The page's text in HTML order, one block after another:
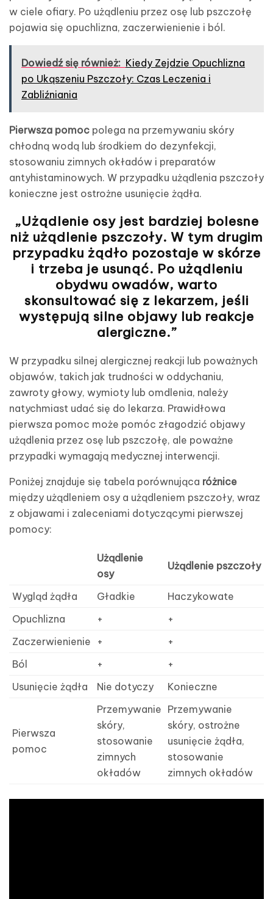
w ciele ofiary. Po użądleniu przez osę lub pszczołę
pojawia się opuchlizna, zaczerwienienie i ból.
Dowiedź się również: Kiedy Zejdzie Opuchlizna
po Ukąszeniu Pszczoły: Czas Leczenia i
Zabliźniania
Pierwsza pomoc polega na przemywaniu skóry
chłodną wodą lub środkiem do dezynfekcji,
stosowaniu zimnych okładów i preparatów
antyhistaminowych. W przypadku użądlenia pszczoły
konieczne jest ostrożne usunięcie żądła.
„Użądlenie osy jest bardziej bolesne
niż użądlenie pszczoły. W tym drugim
przypadku żądło pozostaje w skórze
i trzeba je usunąć. Po użądleniu
obydwu owadów, warto
skonsultować się z lekarzem, jeśli
występują silne objawy lub reakcje
alergiczne.”
W przypadku silnej alergicznej reakcji lub poważnych
objawów, takich jak trudności w oddychaniu,
zawroty głowy, wymioty lub omdlenia, należy
natychmiast udać się do lekarza. Prawidłowa
pierwsza pomoc może pomóc złagodzić objawy
użądlenia przez osę lub pszczołę, ale poważne
przypadki wymagają medycznej interwencji.
Poniżej znajduje się tabela porównująca różnice
między użądleniem osy a użądleniem pszczoły, wraz
z objawami i zaleceniami dotyczącymi pierwszej
pomocy:
Użądlenie
osy
Użądlenie pszczoły
Wygląd żądła Gładkie
Haczykowate
Opuchlizna
+
+
Zaczerwienienie
+
+
Ból
+
+
Usunięcie żądła
Nie dotyczy Konieczne
Pierwsza
pomoc
Przemywanie
skóry,
stosowanie
zimnych
okładów
Przemywanie
skóry, ostrożne
usunięcie żądła,
stosowanie
zimnych okładów